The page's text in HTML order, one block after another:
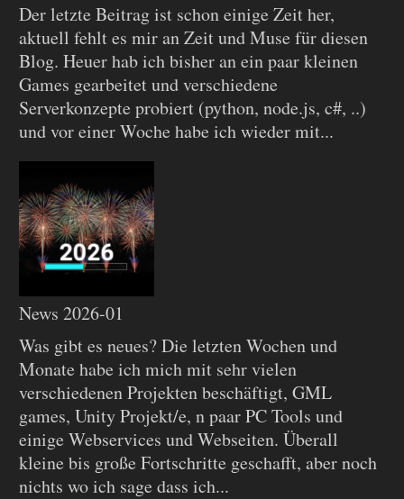
Der letzte Beitrag ist schon einige Zeit her,
aktuell fehlt es mir an Zeit und Muse für diesen
Blog. Heuer hab ich bisher an ein paar kleinen
Games gearbeitet und verschiedene
Serverkonzepte probiert (python, node.js, c#, ..)
und vor einer Woche habe ich wieder mit...
News 2026-01
Was gibt es neues? Die letzten Wochen und
Monate habe ich mich mit sehr vielen
verschiedenen Projekten beschäftigt, GML
games, Unity Projekt/e, n paar PC Tools und
einige Webservices und Webseiten. Überall
kleine bis große Fortschritte geschafft, aber noch
nichts wo ich sage dass ich...